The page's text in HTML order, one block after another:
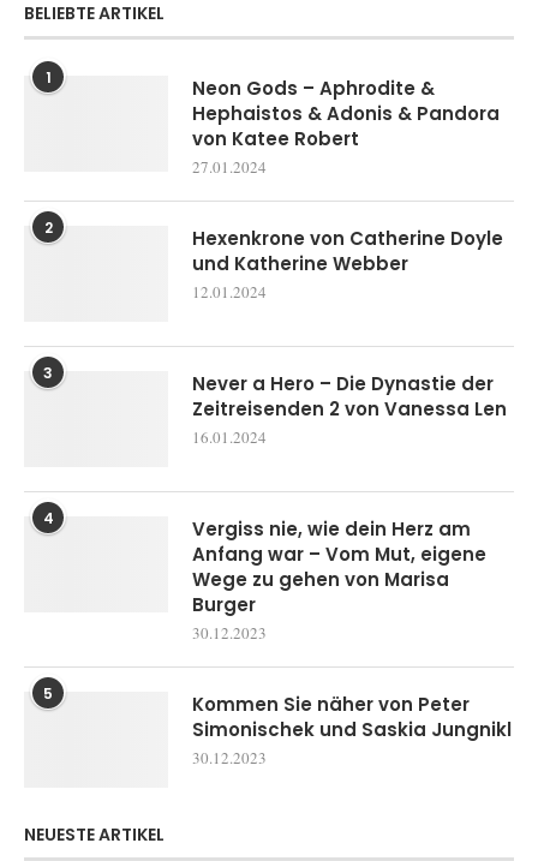
BELIEBTE ARTIKEL
1
Neon Gods – Aphrodite &
Hephaistos & Adonis & Pandora
von Katee Robert
27.01.2024
2
Hexenkrone von Catherine Doyle
und Katherine Webber
12.01.2024
3
Never a Hero – Die Dynastie der
Zeitreisenden 2 von Vanessa Len
16.01.2024
4
Vergiss nie, wie dein Herz am
Anfang war – Vom Mut, eigene
Wege zu gehen von Marisa
Burger
30.12.2023
5
Kommen Sie näher von Peter
Simonischek und Saskia Jungnikl
30.12.2023
NEUESTE ARTIKEL